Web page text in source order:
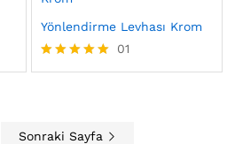
Yönlendirme Levhası Krom
5 üzerinden
01
Sonraki Sayfa